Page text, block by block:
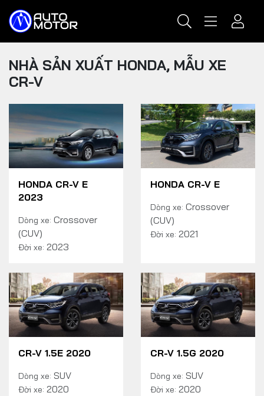
NHÀ SẢN XUẤT HONDA, MẪU XE
CR-V
HONDA CR-V E
2023
Dòng xe: Crossover
(CUV)
Đời xe: 2023
HONDA CR-V E
Dòng xe: Crossover
(CUV)
Đời xe: 2021
CR-V 1.5E 2020
Dòng xe: SUV
Đời xe: 2020
CR-V 1.5G 2020
Dòng xe: SUV
Đời xe: 2020